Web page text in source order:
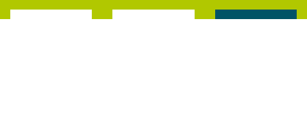
Accedi all' elenco completo delle filiali .Hai bisogno di assistenza immediata?
Hai bisogno di